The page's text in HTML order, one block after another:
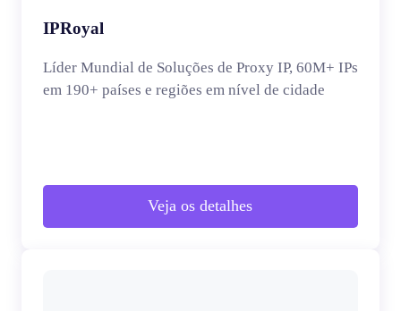
IPRoyal
Líder Mundial de Soluções de Proxy IP, 60M+ IPs
em 190+ países e regiões em nível de cidade
Veja os detalhes